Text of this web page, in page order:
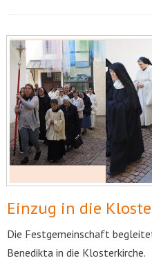
Einzug in die
Die Festgemeinschaft
Benedikta in die Klosterkirche.